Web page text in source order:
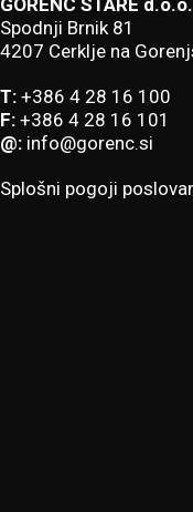
GORENC STARE d.o.o.
Spodnji Brnik 81
4207 Cerklje na
T: +386 4 28 16 100
F: +386 4 28 16 101
@: info@gorenc.si
Splošni pogoji